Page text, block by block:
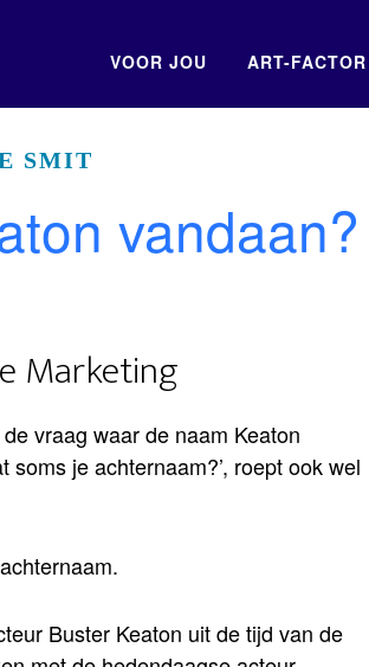
VOOR JOU ART-FACTOR
SMIT
vandaan?
Marketing
vraag waar de naam Keaton
soms je achternaam?’, roept ook wel
Buster Keaton uit de tijd van de